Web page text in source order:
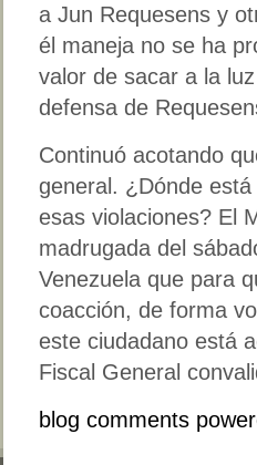
a Jun Requesens y
él maneja no se ha
valor de sacar a la
defensa de
Continuó acotando
general. ¿Dónde
esas violaciones? El
madrugada del
Venezuela que para
coacción, de forma
este ciudadano está
Fiscal General
blog comments